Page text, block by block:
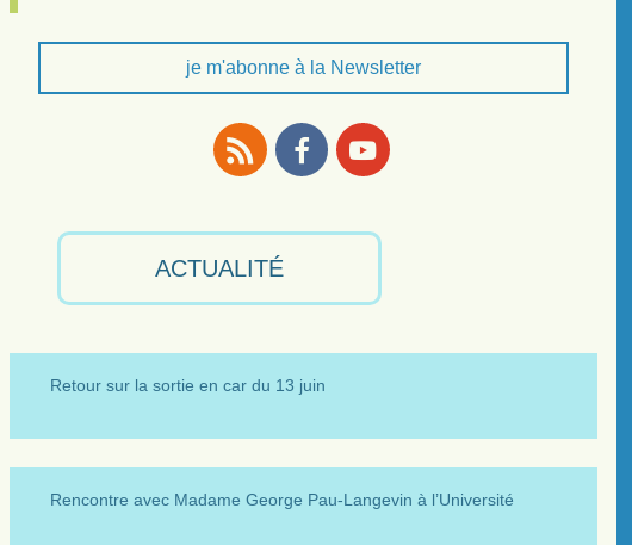
je m'abonne à la Newsletter
ACTUALITÉ
Retour sur la sortie en car du 13 juin
Rencontre avec Madame George Pau-Langevin à l’Université